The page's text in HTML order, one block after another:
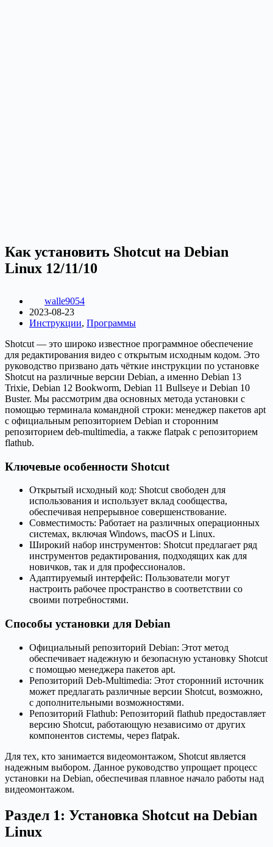
Как установить Shotcut на Debian
Linux 12/11/10
walle9054
2023-08-23
Инструкции, Программы
Shotcut — это широко известное программное обеспечение
для редактирования видео с открытым исходным кодом. Это
руководство призвано дать чёткие инструкции по установке
Shotcut на различные версии Debian, а именно Debian 13
Trixie, Debian 12 Bookworm, Debian 11 Bullseye и Debian 10
Buster. Мы рассмотрим два основных метода установки с
помощью терминала командной строки: менеджер пакетов apt
с официальным репозиторием Debian и сторонним
репозиторием deb-multimedia, а также flatpak с репозиторием
flathub.
Ключевые особенности Shotcut
Открытый исходный код: Shotcut свободен для
использования и использует вклад сообщества,
обеспечивая непрерывное совершенствование.
Совместимость: Работает на различных операционных
системах, включая Windows, macOS и Linux.
Широкий набор инструментов: Shotcut предлагает ряд
инструментов редактирования, подходящих как для
новичков, так и для профессионалов.
Адаптируемый интерфейс: Пользователи могут
настроить рабочее пространство в соответствии со
своими потребностями.
Способы установки для Debian
Официальный репозиторий Debian: Этот метод
обеспечивает надежную и безопасную установку Shotcut
с помощью менеджера пакетов apt.
Репозиторий Deb-Multimedia: Этот сторонний источник
может предлагать различные версии Shotcut, возможно,
с дополнительными возможностями.
Репозиторий Flathub: Репозиторий flathub предоставляет
версию Shotcut, работающую независимо от других
компонентов системы, через flatpak.
Для тех, кто занимается видеомонтажом, Shotcut является
надежным выбором. Данное руководство упрощает процесс
установки на Debian, обеспечивая плавное начало работы над
видеомонтажом.
Раздел 1: Установка Shotcut на Debian
Linux